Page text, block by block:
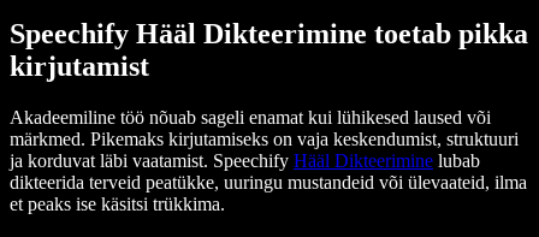
Speechify Hääl Dikteerimine toetab pikka
kirjutamist
Akadeemiline töö nõuab sageli enamat kui lühikesed laused või
märkmed. Pikemaks kirjutamiseks on vaja keskendumist, struktuuri
ja korduvat läbi vaatamist. Speechify Hääl Dikteerimine lubab
dikteerida terveid peatükke, uuringu mustandeid või ülevaateid, ilma
et peaks ise käsitsi trükkima.